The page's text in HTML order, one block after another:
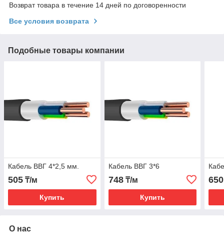
Возврат товара в течение 14 дней по договоренности
Все условия возврата
Подобные товары компании
Кабель ВВГ 4*2,5 мм.
505 ₸/м
Купить
Кабель ВВГ 3*6
748₸/м
Купить
650
О нас